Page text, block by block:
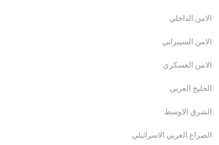
الامن الداخلي
الامن السيبراني
الامن العسكري
الخليج العربي
الشرق الاوسط
الصراع العربي الاسرائيلي